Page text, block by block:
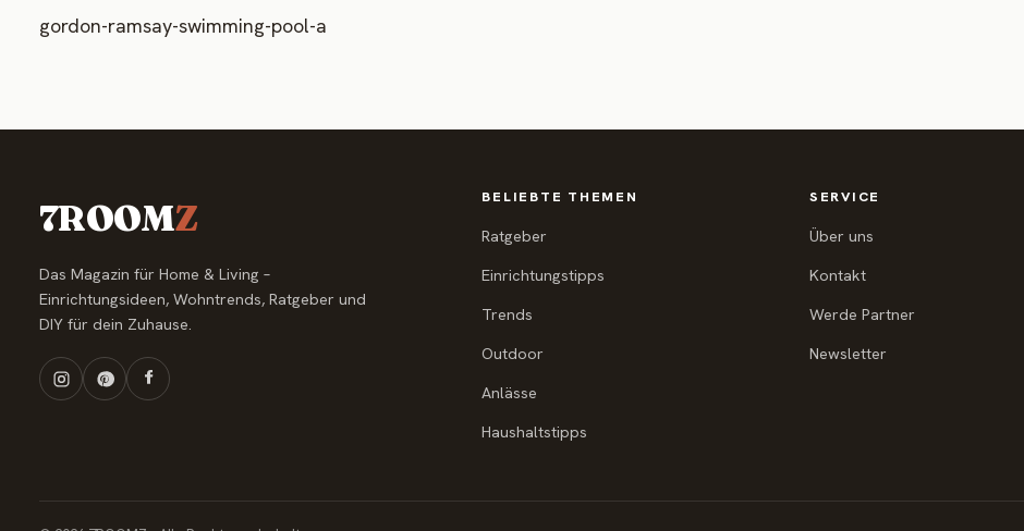
gordon-ramsay-swimming-pool-a
7ROOMZ
Das Magazin für Home & Living –
Einrichtungsideen, Wohntrends, Ratgeber und
DIY für dein Zuhause.
BELIEBTE THEMEN
Ratgeber
Einrichtungstipps
Trends
Outdoor
Anlässe
Haushaltstipps
SERVICE
Über uns
Kontakt
Werde Partner
Newsletter